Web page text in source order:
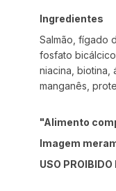
Ingredientes
Salmão, fígado
fosfato
niacina,
manganês,
"Alimento
Imagem
USO